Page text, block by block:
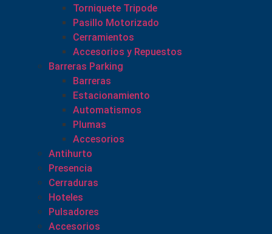
Torniquete Tripode
Pasillo Motorizado
Cerramientos
Accesorios y Repuestos
Barreras Parking
Barreras
Estacionamiento
Automatismos
Plumas
Accesorios
Antihurto
Presencia
Cerraduras
Hoteles
Pulsadores
Accesorios